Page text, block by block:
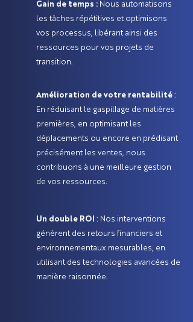
Gain de temps : Nous automatisons
les tâches répétitives et optimisons
vos processus, libérant ainsi des
ressources pour vos projets de
transition.
Amélioration de votre rentabilité :
En réduisant le gaspillage de matières
premières, en optimisant les
déplacements ou encore en prédisant
précisément les ventes, nous
contribuons à une meilleure gestion
de vos ressources.
Un double ROI
: Nos interventions
génèrent des retours financiers et
environnementaux mesurables, en
utilisant des technologies avancées de
manière raisonnée.